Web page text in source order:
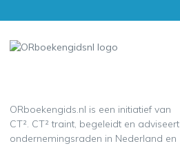
ORboekengids.nl is een initiatief van
CT². CT² traint, begeleidt en adviseert
ondernemingsraden in Nederland en